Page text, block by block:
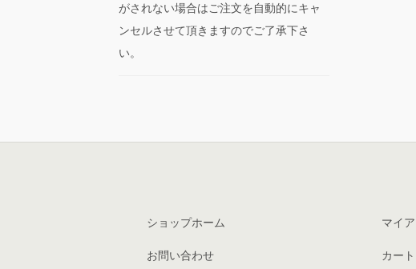
がされない場合はご注文を自動的にキャ
ンセルさせて頂きますのでご了承下さ
い。
ショップホーム
お問い合わせ
マイ
カー